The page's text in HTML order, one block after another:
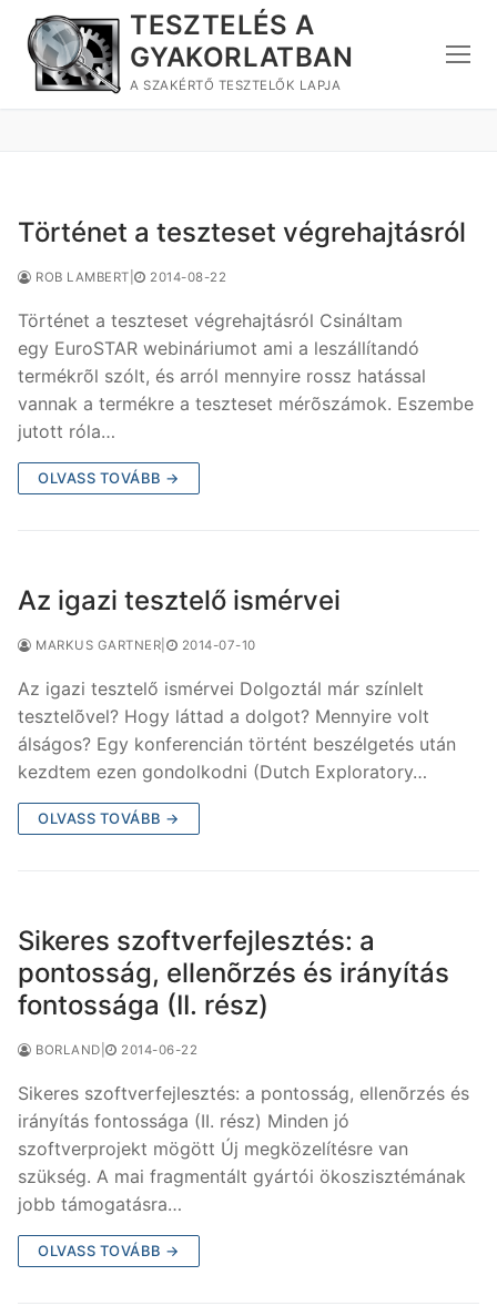
Ugrás
tartalomra
TESZTELÉS A
GYAKORLATBAN
A SZAKÉRTŐ TESZTELŐK LAPJA
Történet a teszteset végrehajtásról
ROB LAMBERT 2014-08-22
Történet a teszteset végrehajtásról Csináltam
egy EuroSTAR webináriumot ami a leszállítandó
termékrõl szólt, és arról mennyire rossz hatással
vannak a termékre a teszteset mérõszámok. Eszembe
jutott róla…
OLVASS TOVÁBB →
Az igazi tesztelő ismérvei
MARKUS GARTNER 2014-07-10
Az igazi tesztelő ismérvei Dolgoztál már színlelt
tesztelõvel? Hogy láttad a dolgot? Mennyire volt
álságos? Egy konferencián történt beszélgetés után
kezdtem ezen gondolkodni (Dutch Exploratory…
OLVASS TOVÁBB →
Sikeres szoftverfejlesztés: a
pontosság, ellenõrzés és irányítás
fontossága (II. rész)
BORLAND 2014-06-22
Sikeres szoftverfejlesztés: a pontosság, ellenõrzés és
irányítás fontossága (II. rész) Minden jó
szoftverprojekt mögött Új megközelítésre van
szükség. A mai fragmentált gyártói ökoszisztémának
jobb támogatásra…
OLVASS TOVÁBB →